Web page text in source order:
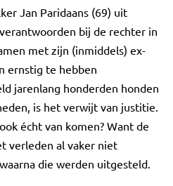
Jan Paridaans (69) uit
bij de rechter in
met zijn (inmiddels) ex-
ernstig te hebben
jarenlang honderden honden
is het verwijt van justitie.
écht van komen? Want de
verleden al vaker niet
die werden uitgesteld.